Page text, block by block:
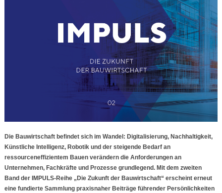
Die Bauwirtschaft befindet sich im Wandel: Digitalisierung, Nachhaltigkeit,
Künstliche Intelligenz, Robotik und der steigende Bedarf an
ressourceneffizientem Bauen verändern die Anforderungen an
Unternehmen, Fachkräfte und Prozesse grundlegend. Mit dem zweiten
Band der IMPULS-Reihe „Die Zukunft der Bauwirtschaft“ erscheint erneut
eine fundierte Sammlung praxisnaher Beiträge führender Persönlichkeiten